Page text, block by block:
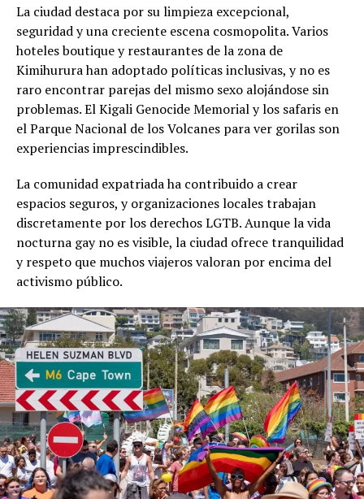
La ciudad destaca por su limpieza excepcional,
seguridad y una creciente escena cosmopolita. Varios
hoteles boutique y restaurantes de la zona de
Kimihurura han adoptado políticas inclusivas, y no es
raro encontrar parejas del mismo sexo alojándose sin
problemas. El Kigali Genocide Memorial y los safaris en
el Parque Nacional de los Volcanes para ver gorilas son
experiencias imprescindibles.
La comunidad expatriada ha contribuido a crear
espacios seguros, y organizaciones locales trabajan
discretamente por los derechos LGTB. Aunque la vida
nocturna gay no es visible, la ciudad ofrece tranquilidad
y respeto que muchos viajeros valoran por encima del
activismo público.